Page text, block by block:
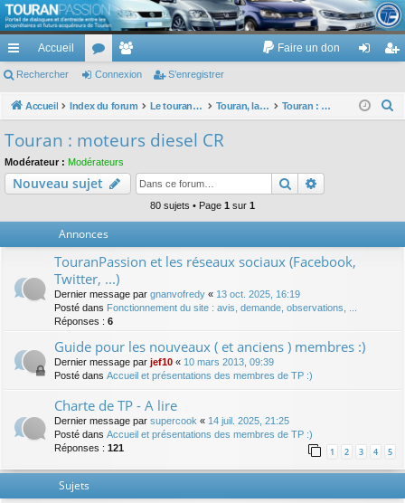
TouranPassion
Le forum des propriétaires ou futurs acquéreurs du Volkswagen Touran
cc
ès
pi
de
Accueil
or
u
e
m
Faire un don
ne nr
Rechercher Connexion S’enregistrer
Accueil Index du forum Le touran dans ses versions I (V1 V2 V3) et II ... Touran, la mécanique : moteurs, boites, transmissions, freins, direction, roues Touran : moteurs diesel CR
c
Touran : moteurs diesel CR
Modérateur : Modérateurs
Nouveau sujet Rechercher
80 sujets • Page 1 sur 1
Annonces
TouranPassion et les réseaux sociaux (Facebook,
Twitter, ...)
Dernier message par gnanvofredy « 13 oct. 2025, 16:19
Posté dans Fonctionnement du site : avis, demande, observations, ...
Réponses : 6
Guide pour les nouveaux ( et anciens ) membres :)
Dernier message par jef10 « 10 mars 2013, 09:39
Posté dans Accueil et présentations des membres de TP :)
Charte de TP - A lire
Dernier message par supercook « 14 juil. 2025, 21:25
Posté dans Accueil et présentations des membres de TP :)
Réponses : 121 1 2 3 4 5
Sujets